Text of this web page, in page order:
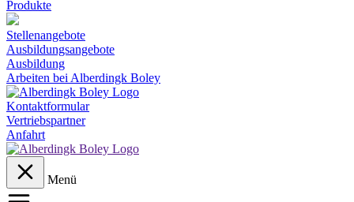
Produkte
Stellenangebote
Ausbildungsangebote
Ausbildung
Arbeiten bei Alberdingk Boley
Kontaktformular
Vertriebspartner
Anfahrt
Menü